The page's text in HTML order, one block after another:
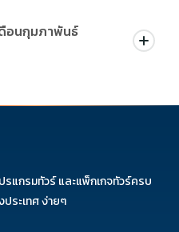
โมชั่นบัตรเครดิตตามเงื่อนไขที่
มชั่นในรายการทัวร์แต่ละ
ดือนกุมภาพันธ์
ดเพียงอย่างเดียว
รแกรมทัวร์ และแพ็กเกจทัวร์ครบ
ระเทศ ง่ายๆ